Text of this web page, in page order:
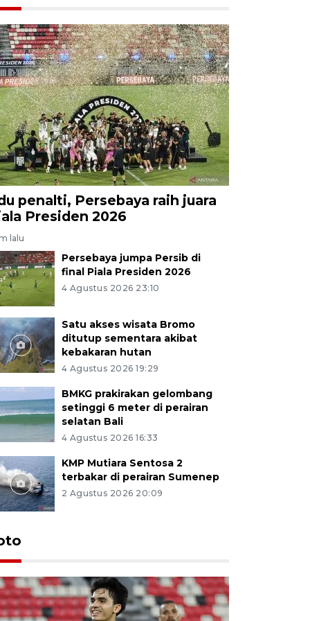
penalti, Persebaya raih juara
Presiden 2026
lalu
Persebaya jumpa Persib di
final Piala Presiden 2026
4 Agustus 2026 23:10
Satu akses wisata Bromo
ditutup sementara akibat
kebakaran hutan
4 Agustus 2026 19:29
BMKG prakirakan gelombang
setinggi 6 meter di perairan
selatan Bali
4 Agustus 2026 16:33
KMP Mutiara Sentosa 2
terbakar di perairan Sumenep
2 Agustus 2026 20:09